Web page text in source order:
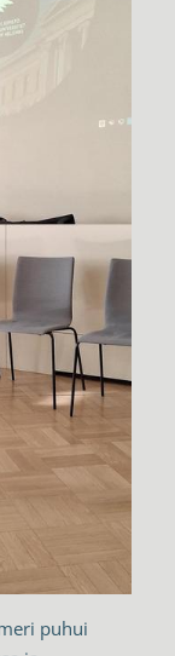
puhui